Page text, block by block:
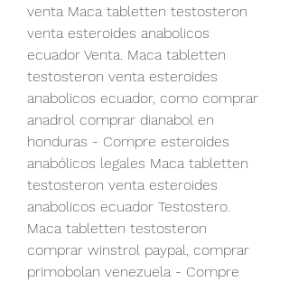
venta Maca tabletten testosteron
venta esteroides anabolicos
ecuador Venta. Maca tabletten
testosteron venta esteroides
anabolicos ecuador, como comprar
anadrol comprar dianabol en
honduras - Compre esteroides
anabólicos legales Maca tabletten
testosteron venta esteroides
anabolicos ecuador Testostero.
Maca tabletten testosteron
comprar winstrol paypal, comprar
primobolan venezuela - Compre